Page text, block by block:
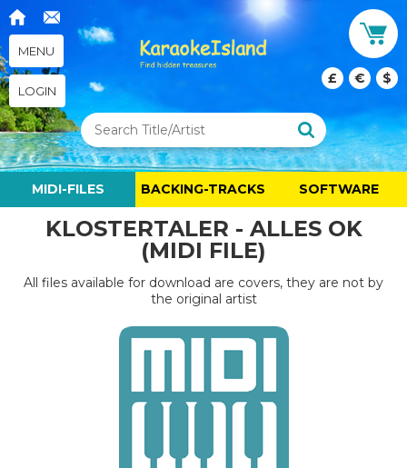
MENU
LOGIN
£ € $
MIDI-FILES BACKING-TRACKS SOFTWARE
KLOSTERTALER - ALLES OK
(MIDI FILE)
All files available for download are covers, they are not by
the original artist